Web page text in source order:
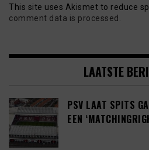
This site uses Akismet to reduce
comment data is processed.
LAATSTE
PSV LAAT SPITS
EEN